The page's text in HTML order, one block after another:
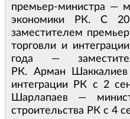
премьер-министра —
экономики РК. С
заместителем
торговли и
года —
РК. Арман
интеграции РК с 2
Шарлапаев —
строительства РК с 4